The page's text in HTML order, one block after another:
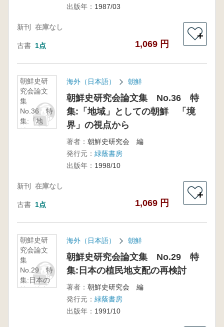
出版年： 1987/03
新刊 在庫なし
古書 1点 1,069 円
＋
朝鮮史研
究会論文
集
No.36 特
集:「地
域」とし
海外（日本語） 朝鮮
朝鮮史研究会論文集 No.36 特
集:「地域」としての朝鮮 「境
界」の視点から
著者： 朝鮮史研究会 編
発行元： 緑蔭書房
出版年： 1998/10
新刊 在庫なし
古書 1点 1,069 円
＋
朝鮮史研
究会論文
集
No.29 特
集:日本の
植民地支
海外（日本語） 朝鮮
朝鮮史研究会論文集 No.29 特
集:日本の植民地支配の再検討
著者： 朝鮮史研究会 編
発行元： 緑蔭書房
出版年： 1991/10